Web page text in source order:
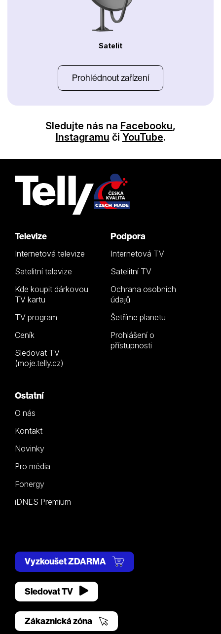
Satelit
Prohlédnout zařízení
Sledujte nás na Facebooku,
Instagramu či YouTube.
Televize
Internetová televize
Satelitní televize
Kde koupit dárkovou
TV kartu
TV program
Ceník
Sledovat TV
(moje.telly.cz)
Podpora
Internetová TV
Satelitní TV
Ochrana osobních
údajů
Šetříme planetu
Prohlášení o
přístupnosti
Ostatní
O nás
Kontakt
Novinky
Pro média
Fonergy
iDNES Premium
Vyzkoušet ZDARMA
Sledovat TV
Zákaznická zóna